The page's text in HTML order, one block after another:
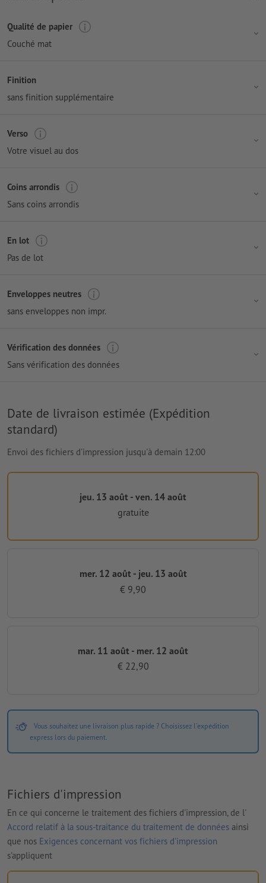
Qualité de papier
Couché mat
Finition
sans finition supplémentaire
Verso
Votre visuel au dos
Coins arrondis
Sans coins arrondis
En lot
Pas de lot
Enveloppes neutres
sans enveloppes non impr.
Vérification des données
Sans vérification des données
Date de livraison estimée (Expédition
standard)
Envoi des fichiers d'impression jusqu'à demain 12:00
jeu. 13 août - ven. 14 août
gratuite
mer. 12 août - jeu. 13 août
€ 9,90
mar. 11 août - mer. 12 août
€ 22,90
Vous souhaitez une livraison plus rapide ? Choisissez l'expédition
express lors du paiement.
Fichiers d'impression
En ce qui concerne le traitement des fichiers d'impression, de l'
Accord relatif à la sous-traitance du traitement de données ainsi
que nos Exigences concernant vos fichiers d'impression
s'appliquent